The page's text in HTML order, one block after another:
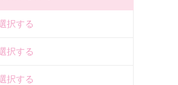
択する
択する
択する